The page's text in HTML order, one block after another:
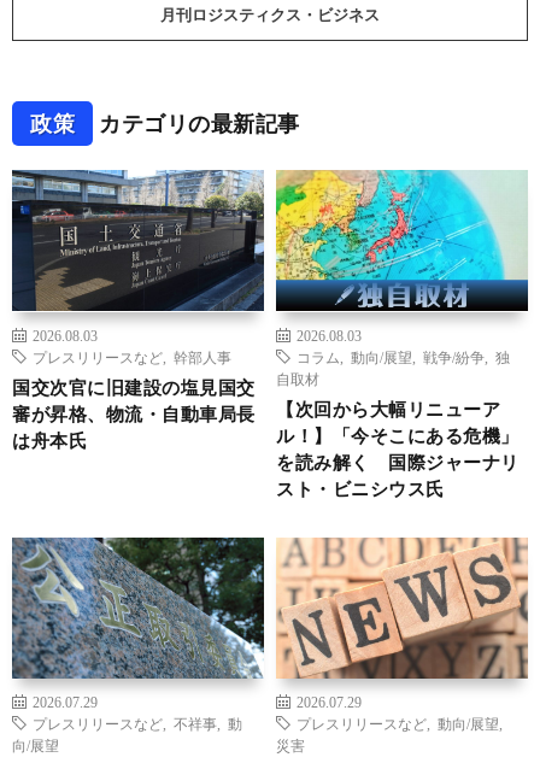
月刊ロジスティクス・ビジネス
政策 カテゴリの最新記事
2026.08.03
プレスリリースなど
幹部人事
国交次官に旧建設の塩見国交
審が昇格、物流・自動車局長
は舟本氏
2026.08.03
コラム
動向/展望 戦争/紛争
独
自取材
【次回から大幅リニューア
ル！】「今そこにある危機」
を読み解く 国際ジャーナリ
スト・ビニシウス氏
2026.07.29
プレスリリースなど
不祥事
動
向/展望
2026.07.29
プレスリリースなど
動向/展望
災害